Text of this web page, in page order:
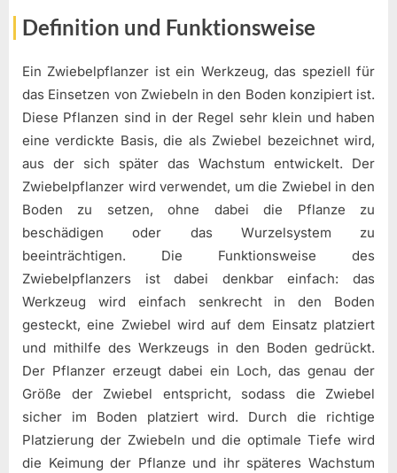
Definition und Funktionsweise
Ein Zwiebelpflanzer ist ein Werkzeug, das speziell für
das Einsetzen von Zwiebeln in den Boden konzipiert ist.
Diese Pflanzen sind in der Regel sehr klein und haben
eine verdickte Basis, die als Zwiebel bezeichnet wird,
aus der sich später das Wachstum entwickelt. Der
Zwiebelpflanzer wird verwendet, um die Zwiebel in den
Boden zu setzen, ohne dabei die Pflanze zu
beschädigen oder das Wurzelsystem zu
beeinträchtigen. Die Funktionsweise des
Zwiebelpflanzers ist dabei denkbar einfach: das
Werkzeug wird einfach senkrecht in den Boden
gesteckt, eine Zwiebel wird auf dem Einsatz platziert
und mithilfe des Werkzeugs in den Boden gedrückt.
Der Pflanzer erzeugt dabei ein Loch, das genau der
Größe der Zwiebel entspricht, sodass die Zwiebel
sicher im Boden platziert wird. Durch die richtige
Platzierung der Zwiebeln und die optimale Tiefe wird
die Keimung der Pflanze und ihr späteres Wachstum